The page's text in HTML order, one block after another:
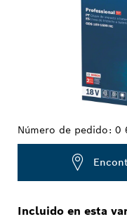
Número de pedido: 0
Incluido en esta